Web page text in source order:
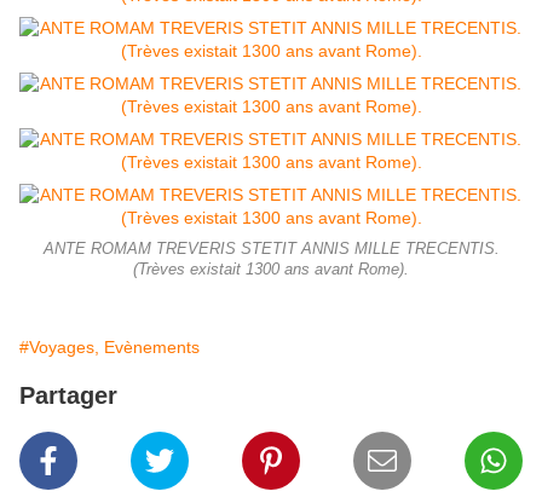
ANTE ROMAM TREVERIS STETIT ANNIS MILLE TRECENTIS.
(Trèves existait 1300 ans avant Rome).
#Voyages, Evènements
Partager